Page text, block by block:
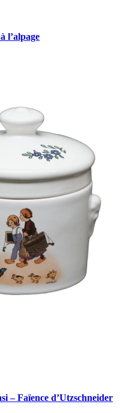
l’alpage
– Faïence d’Utzschneider